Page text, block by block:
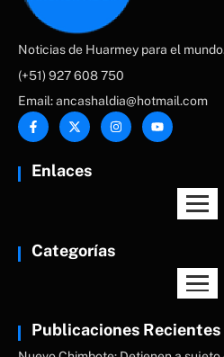
Noticias de Huarmey para el
(+51) 927 608 750
Email: ancashaldia@hotmail.com
Enlaces
Categorías
Publicaciones Recientes